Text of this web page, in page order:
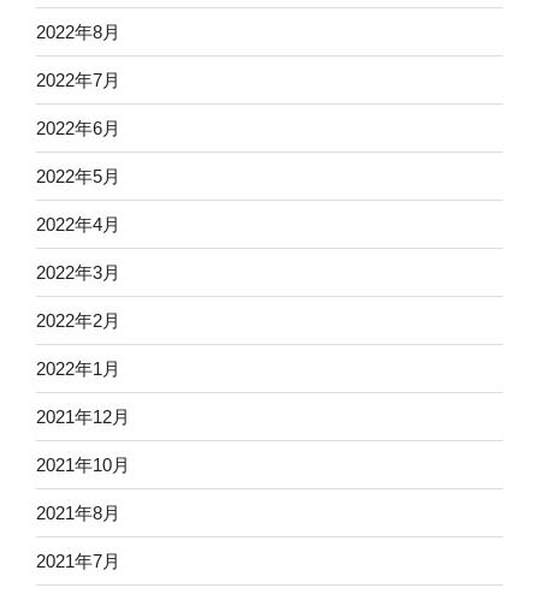
2022年8月
2022年7月
2022年6月
2022年5月
2022年4月
2022年3月
2022年2月
2022年1月
2021年12月
2021年10月
2021年8月
2021年7月